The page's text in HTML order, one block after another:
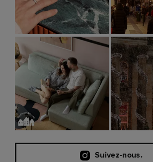
Suivez-nous.